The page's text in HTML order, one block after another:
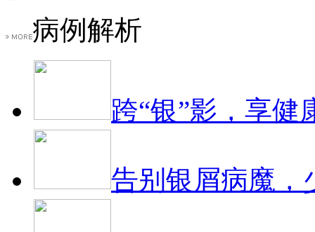
病例解析
跨“银”影，享健
告别银屑病魔，